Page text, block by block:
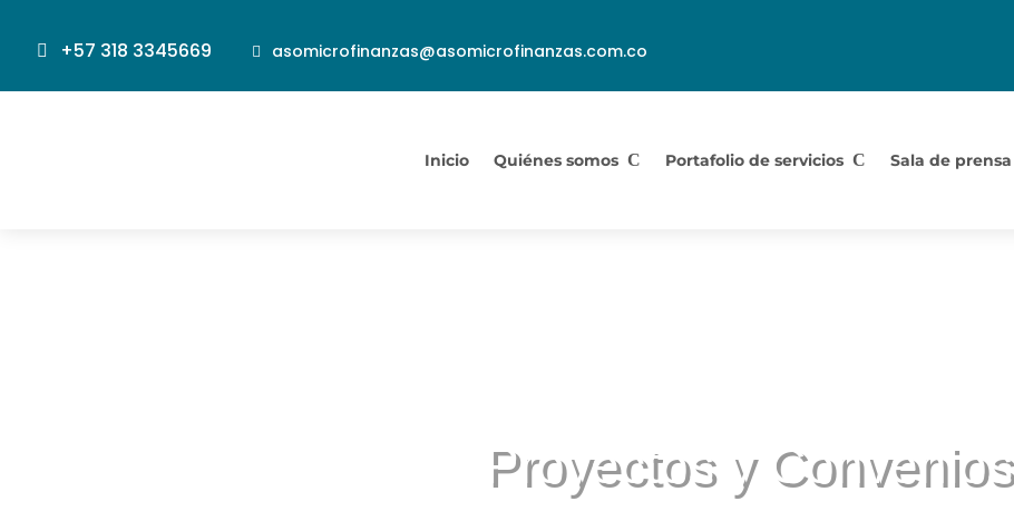
+57 318 3345669 asomicrofinanzas@asomicrofinanzas.com.co
Inicio Quiénes somos Portafolio de servicios Sala de prensa
Proyectos y Convenios